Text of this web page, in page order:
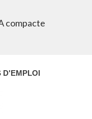
compacte
D'EMPLOI